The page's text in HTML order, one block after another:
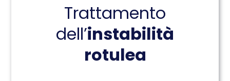
Trattamento
dell’instabilità
rotulea